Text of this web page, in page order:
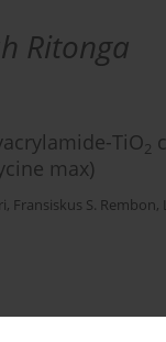
Ritonga
TiO2
max)
, Fransiskus S. Rembon,